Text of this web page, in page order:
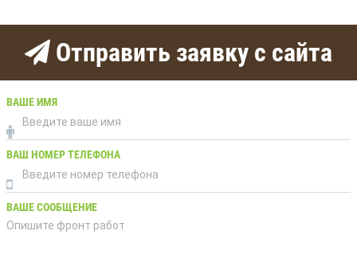
Отправить заявку с сайта
ВАШЕ ИМЯ
ВАШ НОМЕР ТЕЛЕФОНА
ВАШЕ СООБЩЕНИЕ